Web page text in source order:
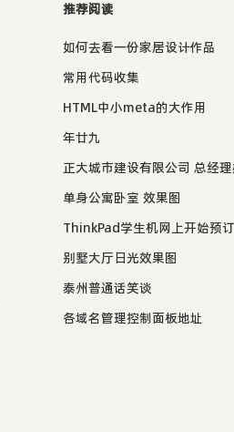
推荐阅读
如何去看一份家居设计作品
常用代码收集
HTML中小meta的大作用
年廿九
正大城市建设有限公司 总经
单身公寓卧室 效果图
ThinkPad学生机网上开始预
别墅大厅日光效果图
泰州普通话笑谈
各域名管理控制面板地址